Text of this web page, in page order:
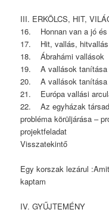
III. ERKÖLCS, HIT,
16. Honnan van a jó és
17. Hit, vallás, hitvallás
18. Ábrahámi vallások
19. A vallások tanítása
20. A vallások tanítása
21. Európa vallási
22. Az egyházak
probléma körüljárása –
projektfeladat
Visszatekintő
Egy korszak lezárul
kaptam
IV. GYŰJTEMÉNY